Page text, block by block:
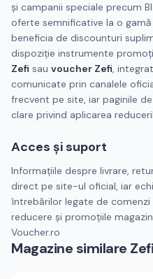
și campanii speciale precum
oferte semnificative la o
beneficia de discounturi
dispoziție instrumente
Zefi sau voucher Zefi,
comunicate prin canalele
frecvent pe site, iar paginile
clare privind aplicarea
Acces și suport
Informațiile despre livrare,
direct pe site-ul oficial, iar
întrebărilor legate de comenzi
reducere și promoțiile
Voucher.ro
Magazine similare Zefi